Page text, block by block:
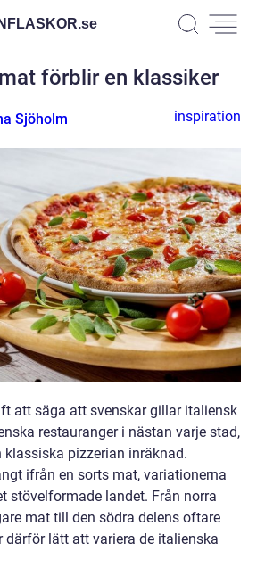
se
förblir en klassiker
Sjöholm inspiration
att säga att svenskar gillar italiensk
restauranger i nästan varje stad,
klassiska pizzerian inräknad.
ifrån en sorts mat, variationerna
stövelformade landet. Från norra
mat till den södra delens oftare
därför lätt att variera de italienska